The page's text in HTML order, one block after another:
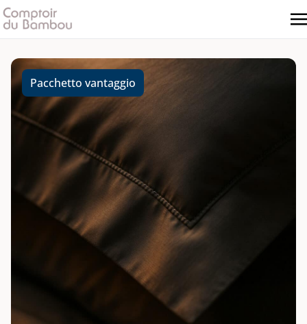
Pacchetto vantaggio